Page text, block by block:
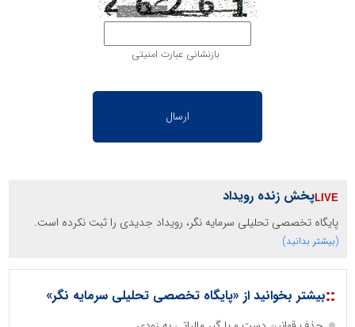
بازنشانی عبارت امنیتی
پخش زنده رویداد
پایگاه تخصصی تحلیلی سرمایه نگر، رویداد جدیدی را ثبت نکرده است.
(بیشتر بدانید)
::بیشتر بخوانید از «پایگاه تخصصی تحلیلی سرمایه نگر»